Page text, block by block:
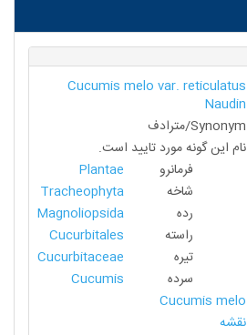
Cucumis melo var. reticulatus
Naudin
Synonym/مترادف
نام این گونه مورد تایید است.
فرمانرو
Plantae
شاخه
Tracheophyta
رده
Magnoliopsida
راسته
Cucurbitales
تیره
Cucurbitaceae
سرده
Cucumis
Cucumis melo
نقشه